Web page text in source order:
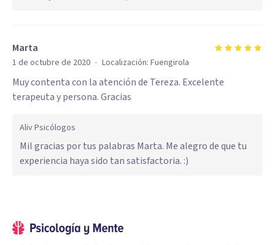
Marta
1 de octubre de 2020 · Localización: Fuengirola
Muy contenta con la atención de Tereza. Excelente
terapeuta y persona. Gracias
Aliv Psicólogos
Mil gracias por tus palabras Marta. Me alegro de que tu
experiencia haya sido tan satisfactoria. :)